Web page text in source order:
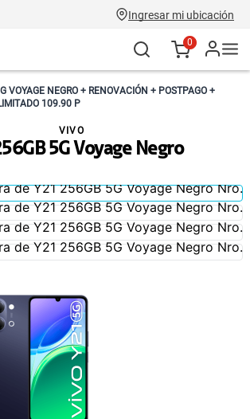
Ingresar mi ubicación
0
VOYAGE NEGRO + RENOVACIÓN + POSTPAGO +
109.90 P
5G Voyage Negro
VIVO